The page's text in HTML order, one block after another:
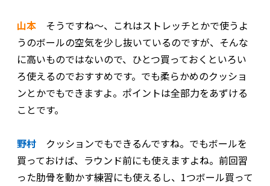
山本 そうですね～、これはストレッチとかで使うよ
うのボールの空気を少し抜いているのですが、そんな
に高いものではないので、ひとつ買っておくといろい
ろ使えるのでおすすめです。でも柔らかめのクッショ
ンとかでもできますよ。ポイントは全部力をあずける
ことです。
野村 クッションでもできるんですね。でもボールを
買っておけば、ラウンド前にも使えますよね。前回習
った肋骨を動かす練習にも使えるし、1つボール買って